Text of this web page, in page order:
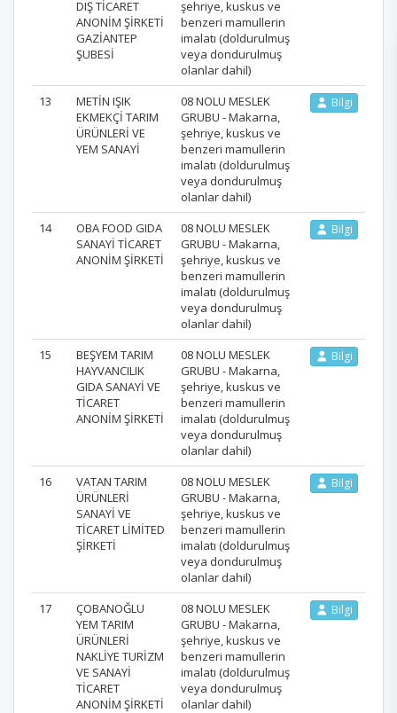
DIŞ TİCARET
ANONİM ŞİRKETİ
GAZİANTEP
ŞUBESİ
şehriye, kuskus ve
benzeri mamullerin
imalatı (doldurulmuş
veya dondurulmuş
olanlar dahil)
13
METİN IŞIK
EKMEKÇİ TARIM
ÜRÜNLERİ VE
YEM SANAYİ
08 NOLU MESLEK
GRUBU - Makarna,
şehriye, kuskus ve
benzeri mamullerin
imalatı (doldurulmuş
veya dondurulmuş
olanlar dahil)
Bilgi
14
OBA FOOD GIDA
SANAYİ TİCARET
ANONİM ŞİRKETİ
08 NOLU MESLEK
GRUBU - Makarna,
şehriye, kuskus ve
benzeri mamullerin
imalatı (doldurulmuş
veya dondurulmuş
olanlar dahil)
Bilgi
15
BEŞYEM TARIM
HAYVANCILIK
GIDA SANAYİ VE
TİCARET
ANONİM ŞİRKETİ
08 NOLU MESLEK
GRUBU - Makarna,
şehriye, kuskus ve
benzeri mamullerin
imalatı (doldurulmuş
veya dondurulmuş
olanlar dahil)
Bilgi
16
VATAN TARIM
ÜRÜNLERİ
SANAYİ VE
TİCARET LİMİTED
ŞİRKETİ
08 NOLU MESLEK
GRUBU - Makarna,
şehriye, kuskus ve
benzeri mamullerin
imalatı (doldurulmuş
veya dondurulmuş
olanlar dahil)
Bilgi
17
ÇOBANOĞLU
YEM TARIM
ÜRÜNLERİ
NAKLİYE TURİZM
VE SANAYİ
TİCARET
ANONİM ŞİRKETİ
08 NOLU MESLEK
GRUBU - Makarna,
şehriye, kuskus ve
benzeri mamullerin
imalatı (doldurulmuş
veya dondurulmuş
olanlar dahil)
Bilgi